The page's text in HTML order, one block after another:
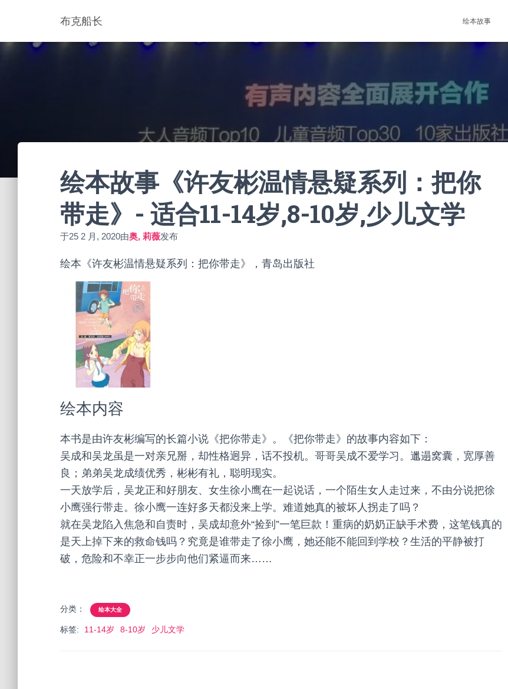
布克船长 绘本故事
绘本故事《许友彬温情悬疑系列：把你
带走》- 适合11-14岁,8-10岁,少儿文学
于25 2 月, 2020由奥, 莉薇发布
绘本《许友彬温情悬疑系列：把你带走》，青岛出版社
绘本内容
本书是由许友彬编写的长篇小说《把你带走》。《把你带走》的故事内容如下：
吴成和吴龙虽是一对亲兄掰，却性格迥异，话不投机。哥哥吴成不爱学习。邋遢窝囊，宽厚善
良；弟弟吴龙成绩优秀，彬彬有礼，聪明现实。
一天放学后，吴龙正和好朋友、女生徐小鹰在一起说话，一个陌生女人走过来，不由分说把徐
小鹰强行带走。徐小鹰一连好多天都没来上学。难道她真的被坏人拐走了吗？
就在吴龙陷入焦急和自责时，吴成却意外“捡到”一笔巨款！重病的奶奶正缺手术费，这笔钱真的
是天上掉下来的救命钱吗？究竟是谁带走了徐小鹰，她还能不能回到学校？生活的平静被打
破，危险和不幸正一步步向他们紧逼而来……
分类： 绘本大全
标签: 11-14岁 8-10岁 少儿文学